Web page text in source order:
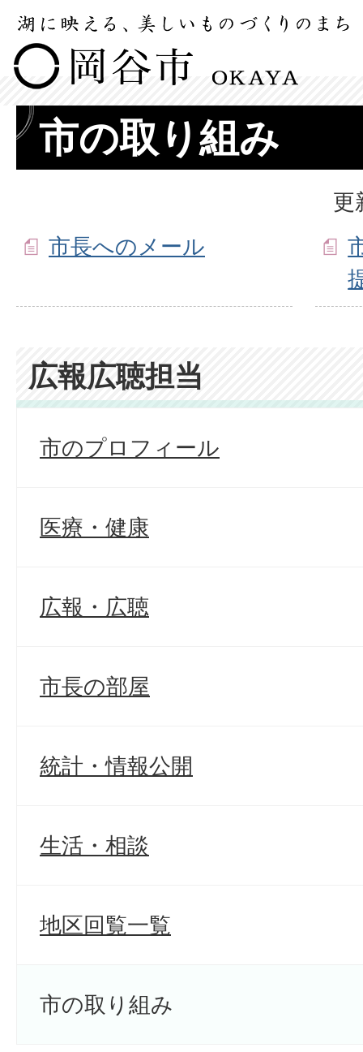
市の取り組み
更
市長へのメール
広報広聴担当
市のプロフィール
医療・健康
広報・広聴
市長の部屋
統計・情報公開
生活・相談
地区回覧一覧
市の取り組み